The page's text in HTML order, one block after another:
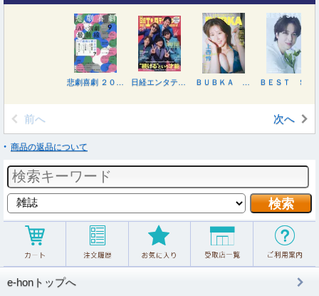
前へ 次へ
商品の返品について
e-honトップへ